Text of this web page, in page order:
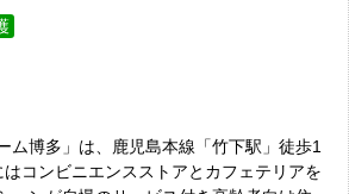
ム博多」は、鹿児島本線「竹下駅」徒歩1
コンビニエンスストアとカフェテリアを